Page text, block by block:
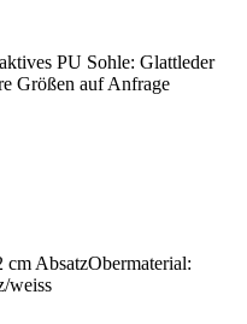
PU Sohle: Glattleder
Größen auf Anfrage
AbsatzObermaterial:
weiss